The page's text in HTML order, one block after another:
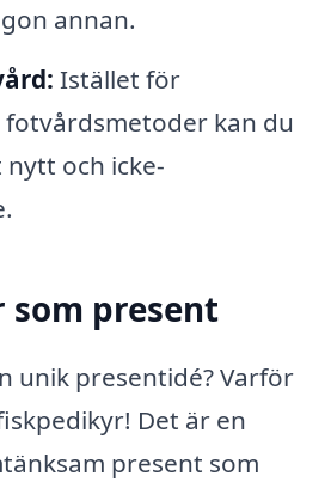
annan.
Istället för
kan du
och icke-
som present
unik presentidé? Varför
Det är en
present som